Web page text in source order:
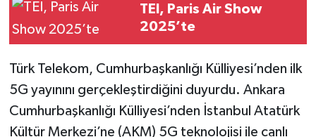
TEI, Paris Air Show
2025’te
Türk Telekom, Cumhurbaşkanlığı Külliyesi’nden ilk
5G yayınını gerçekleştirdiğini duyurdu. Ankara
Cumhurbaşkanlığı Külliyesi’nden İstanbul Atatürk
Kültür Merkezi’ne (AKM) 5G teknolojisi ile canlı